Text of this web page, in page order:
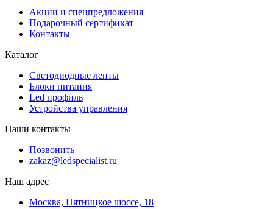
Акции и спецпредложения
Подарочный сертификат
Контакты
Каталог
Светодиодные ленты
Блоки питания
Led профиль
Устройства управления
Наши контакты
Позвонить
zakaz@ledspecialist.ru
Наш адрес
Москва, Пятницкое шоссе, 18